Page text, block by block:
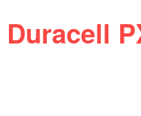
Duracell